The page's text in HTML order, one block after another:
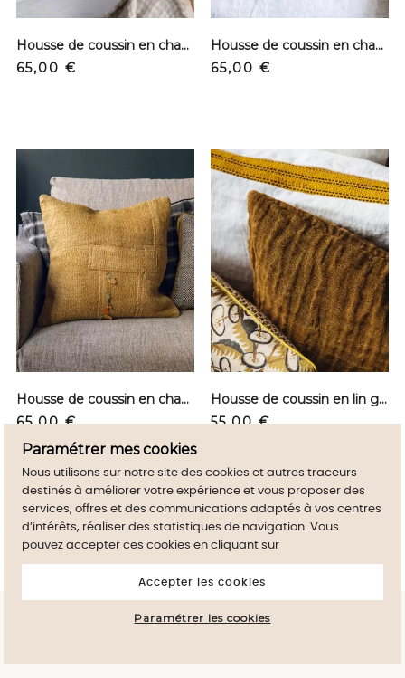
Housse de coussin en chanvre - Vert sapin
Prix
65,00 €
Housse de coussin en chanvre - Kaki
Prix
65,00 €
Housse de coussin en chanvre - Safran
Prix
65,00 €
Housse de coussin en lin gaufré - Owaka light
Prix
55,00 €
En poursuivant votre navigation sur ce site,
Paramétrer mes cookies
Nous utilisons sur notre site des cookies et autres traceurs
destinés à améliorer votre expérience et vous proposer des
services, offres et des communications adaptés à vos centres
d’intérêts, réaliser des statistiques de navigation. Vous
pouvez accepter ces cookies en cliquant sur
Accepter les cookies
Paramétrer les cookies